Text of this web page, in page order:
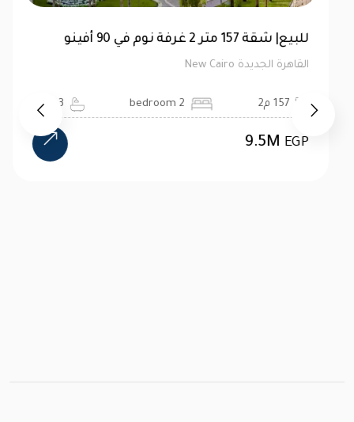
توين هاوس 520 متر للبيع في ماونتن فيو هايد
بارك | كاش
520 م2 4 bath